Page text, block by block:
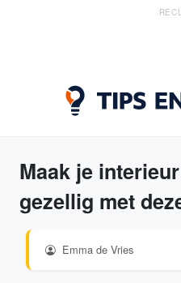
Maak je
gezellig met
Emma de Vries